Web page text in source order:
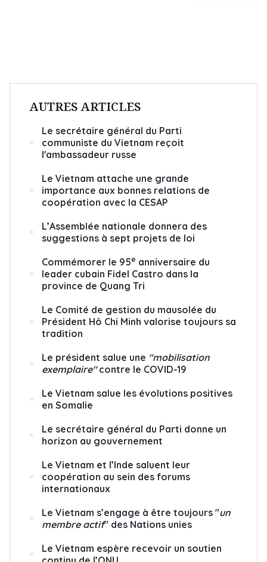
AUTRES ARTICLES
Le secrétaire général du Parti
communiste du Vietnam reçoit
l'ambassadeur russe
Le Vietnam attache une grande
importance aux bonnes relations de
coopération avec la CESAP
L’Assemblée nationale donnera des
suggestions à sept projets de loi
Commémorer le 95e anniversaire du
leader cubain Fidel Castro dans la
province de Quang Tri
Le Comité de gestion du mausolée du
Président Hô Chi Minh valorise toujours sa
tradition
Le président salue une "mobilisation
exemplaire"contre le COVID-19
Le Vietnam salue les évolutions positives
en Somalie
Le secrétaire général du Parti donne un
horizon au gouvernement
Le Vietnam et l’Inde saluent leur
coopération au sein des forums
internationaux
Le Vietnam s’engage à être toujours "un
membre actif" des Nations unies
Le Vietnam espère recevoir un soutien